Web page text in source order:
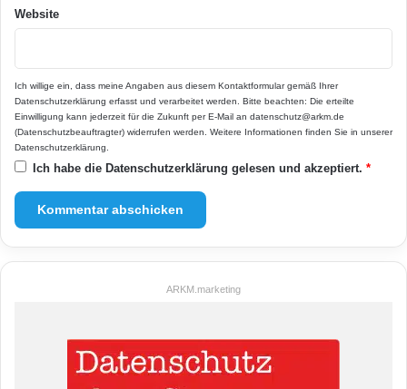
Website
Ich willige ein, dass meine Angaben aus diesem Kontaktformular gemäß Ihrer
Datenschutzerklärung erfasst und verarbeitet werden. Bitte beachten: Die erteilte
Einwilligung kann jederzeit für die Zukunft per E-Mail an datenschutz@arkm.de
(Datenschutzbeauftragter) widerrufen werden. Weitere Informationen finden Sie in unserer
Datenschutzerklärung
Ich habe die Datenschutzerklärung gelesen und akzeptiert. *
ARKM.marketing